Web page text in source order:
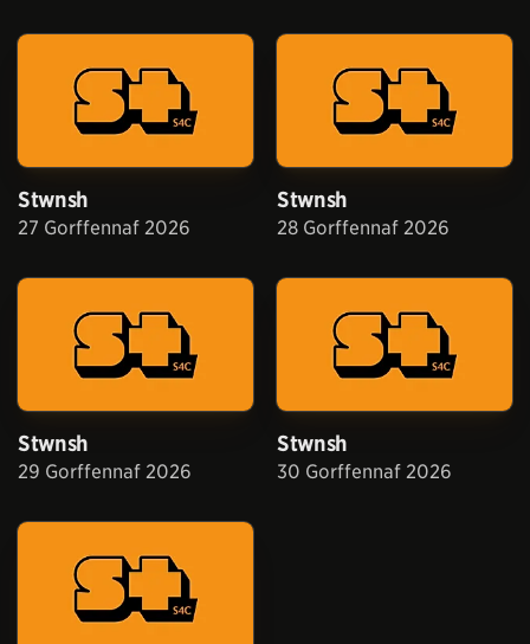
Stwnsh
27 Gorffennaf 2026
Stwnsh
28 Gorffennaf 2026
Stwnsh
29 Gorffennaf 2026
Stwnsh
30 Gorffennaf 2026